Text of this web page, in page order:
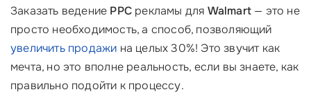
Заказать ведение PPC рекламы для Walmart — это не
просто необходимость, а способ, позволяющий
увеличить продажи на целых 30%! Это звучит как
мечта, но это вполне реальность, если вы знаете, как
правильно подойти к процессу.